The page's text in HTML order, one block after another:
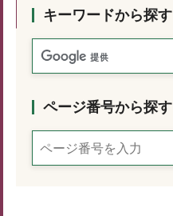
キーワードから探す
ページ番号から探す